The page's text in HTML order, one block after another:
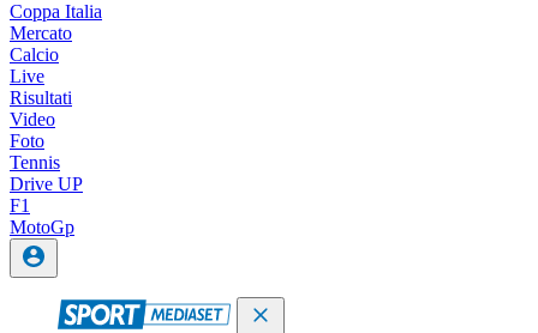
Coppa Italia
Mercato
Calcio
Live
Risultati
Video
Foto
Tennis
Drive UP
F1
MotoGp